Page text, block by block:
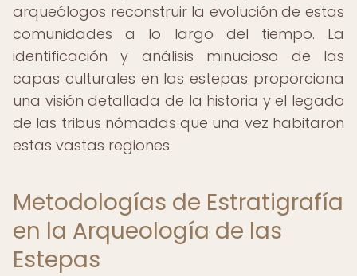
arqueólogos reconstruir la evolución de estas
comunidades a lo largo del tiempo. La
identificación y análisis minucioso de las
capas culturales en las estepas proporciona
una visión detallada de la historia y el legado
de las tribus nómadas que una vez habitaron
estas vastas regiones.
Metodologías de Estratigrafía
en la Arqueología de las
Estepas